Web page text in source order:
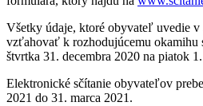
Všetky údaje, ktoré obyvateľ uvedie v
vzťahovať k rozhodujúcemu okamihu
štvrtka 31. decembra 2020 na piatok
Elektronické sčítanie obyvateľov
2021 do 31. marca 2021.